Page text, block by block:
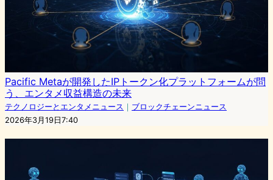
Pacific Metaが開発したIPトークン化プラットフォームが問
う、エンタメ収益構造の未来
テクノロジーとエンタメニュース ｜ ブロックチェーンニュース
2026年3月19日7:40